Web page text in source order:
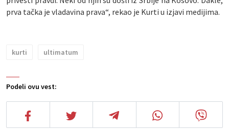
Podeli ovu vest:
prva tačka je vladavina prava“, rekao je Kurti u izjavi medijima.
kurti ultimatum